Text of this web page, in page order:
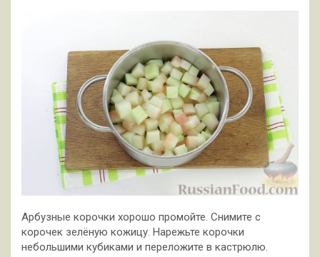
Арбузные корочки хорошо промойте. Снимите с
корочек зелёную кожицу. Нарежьте корочки
небольшими кубиками и переложите в кастрюлю.